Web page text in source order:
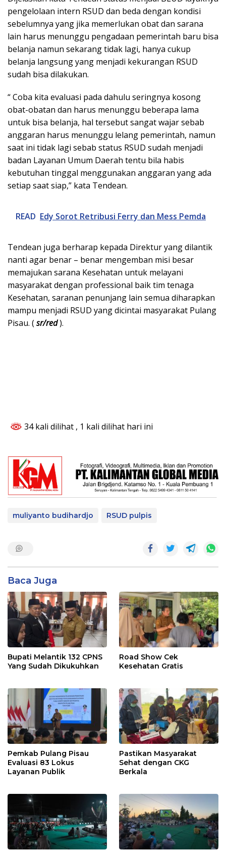
pengelolaan intern RSUD dan beda dengan kondisi
sebelumnya yang jika memerlukan obat dan sarana
lain harus menunggu pengadaan pemerintah baru bisa
belanja namun sekarang tidak lagi, hanya cukup
belanja langsung yang menjadi kekurangan RSUD
sudah bisa dilakukan.
“ Coba kita evaluasi pada dahulu seringnya kosong
obat-obatan dan harus menunggu beberapa lama
untuk bisa belanja, hal tersebut sangat wajar sebab
anggaran harus menunggu lelang pemerintah, namun
saat ini tidak lagi sebab status RSUD sudah menjadi
badan Layanan Umum Daerah tentu bila habis
kebutuhan tinggal menggunakan anggaran yang ada
setiap saat siap,” kata Tendean.
READ Edy Sorot Retribusi Ferry dan Mess Pemda
Tendean juga berharap kepada Direktur yang dilantik
nanti agar benar – benar mengemban misi besar
memajukan sarana Kesehatan untuk melayani
masyarakat dengan professional baik tim tenaga
Kesehatan, saranan penunjang lain semua diharapkan
mampu menjadi RSUD yang dicintai masyarakat Pulang
Pisau. (sr/red).
34 kali dilihat , 1 kali dilihat hari ini
muliyanto budihardjo RSUD pulpis
Baca Juga
Bupati Melantik 132 CPNS
Yang Sudah Dikukuhkan
Road Show Cek
Kesehatan Gratis
Pemkab Pulang Pisau
Evaluasi 83 Lokus
Layanan Publik
Pastikan Masyarakat
Sehat dengan CKG
Berkala